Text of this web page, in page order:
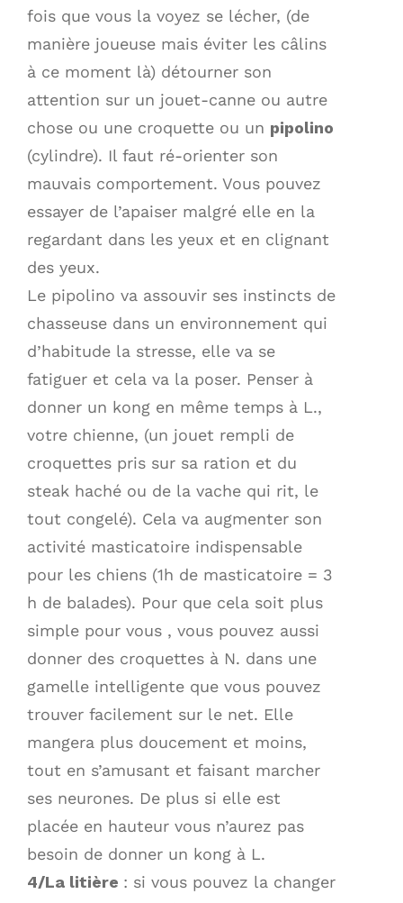
fois que vous la voyez se lécher, (de
manière joueuse mais éviter les câlins
à ce moment là) détourner son
attention sur un jouet-canne ou autre
chose ou une croquette ou un pipolino
(cylindre). Il faut ré-orienter son
mauvais comportement. Vous pouvez
essayer de l’apaiser malgré elle en la
regardant dans les yeux et en clignant
des yeux.
Le pipolino va assouvir ses instincts de
chasseuse dans un environnement qui
d’habitude la stresse, elle va se
fatiguer et cela va la poser. Penser à
donner un kong en même temps à L.,
votre chienne, (un jouet rempli de
croquettes pris sur sa ration et du
steak haché ou de la vache qui rit, le
tout congelé). Cela va augmenter son
activité masticatoire indispensable
pour les chiens (1h de masticatoire = 3
h de balades). Pour que cela soit plus
simple pour vous , vous pouvez aussi
donner des croquettes à N. dans une
gamelle intelligente que vous pouvez
trouver facilement sur le net. Elle
mangera plus doucement et moins,
tout en s’amusant et faisant marcher
ses neurones. De plus si elle est
placée en hauteur vous n’aurez pas
besoin de donner un kong à L.
4/La litière : si vous pouvez la changer